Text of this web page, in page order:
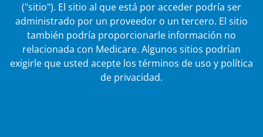
("sitio"). El sitio al que está por acceder podría ser
administrado por un proveedor o un tercero. El sitio
también podría proporcionarle información no
relacionada con Medicare. Algunos sitios podrían
exigirle que usted acepte los términos de uso y política
de privacidad.